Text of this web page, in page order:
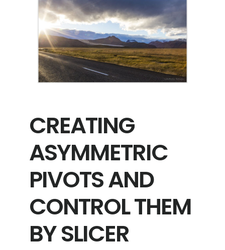
CREATING
ASYMMETRIC
PIVOTS AND
CONTROL THEM
BY SLICER